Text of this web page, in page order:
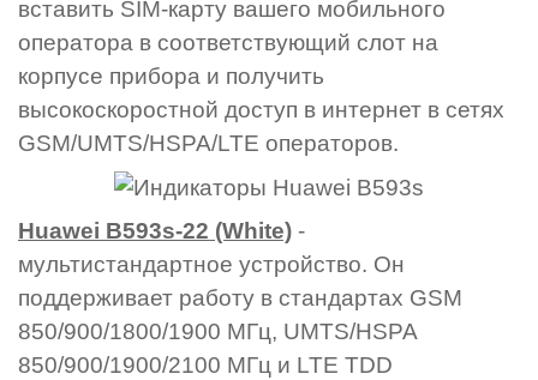
вставить SIM-карту вашего мобильного
оператора в соответствующий слот на
корпусе прибора и получить
высокоскоростной доступ в интернет в сетях
GSM/UMTS/HSPA/LTE операторов.
Huawei B593s-22 (White) -
мультистандартное устройство. Он
поддерживает работу в стандартах GSM
850/900/1800/1900 МГц, UMTS/HSPA
850/900/1900/2100 МГц и LTE TDD